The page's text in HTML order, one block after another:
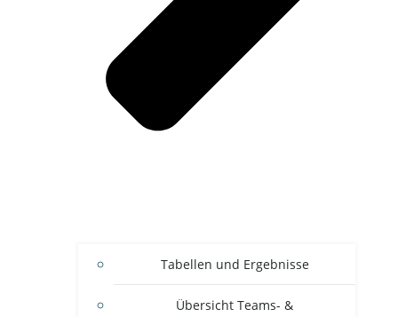
Tabellen und Ergebnisse
Übersicht Teams- &